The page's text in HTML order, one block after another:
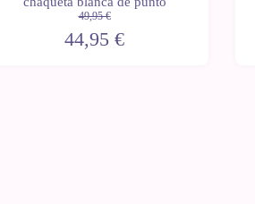
49,95 €
44,95 €